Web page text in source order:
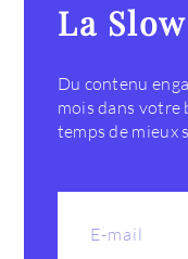
La
Du contenu
mois dans votre
temps de mieux